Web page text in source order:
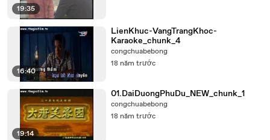
19:35
16:40
LienKhuc-VangTrangKhoc-
Karaoke_chunk_4
congchuabebong
18 năm trước
19:14
01.DaiDuongPhuDu_NEW_chunk_1
congchuabebong
18 năm trước